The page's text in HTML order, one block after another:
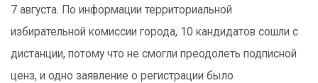
7 августа. По информации территориальной
избирательной комиссии города, 10 кандидатов сошли с
дистанции, потому что не смогли преодолеть подписной
ценз, и одно заявление о регистрации было